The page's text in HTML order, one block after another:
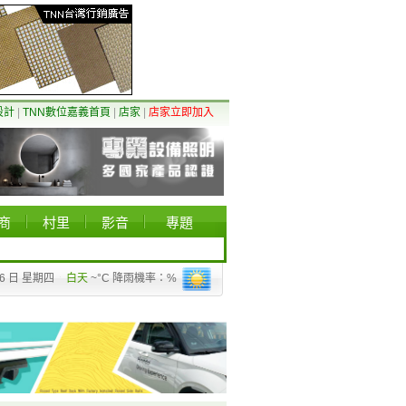
計 TNN數位嘉義首頁 店家 店家立即加入
村里 影音 專題
日 星期四 白天 ~°C 降雨機率：%